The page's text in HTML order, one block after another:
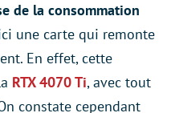
de la consommation
une carte qui remonte
En effet, cette
RTX 4070 Ti, avec tout
constate cependant